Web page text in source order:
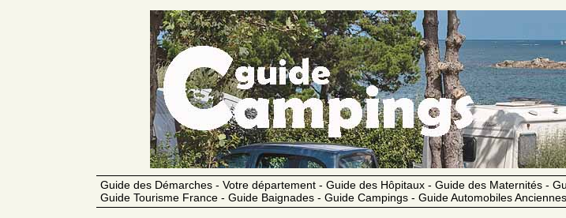
Guide des Démarches - Votre département - Guide des Hôpitaux - Guide des Maternités -
Guide Tourisme France - Guide Baignades - Guide Campings - Guide Automobiles